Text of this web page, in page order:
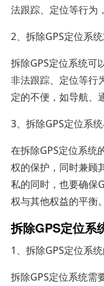
法跟踪、定位等行为
2、拆除GPS定位系
拆除GPS定位系统可
非法跟踪、定位等行
定的不便，如导航、
3、拆除GPS定位系
在拆除GPS定位系统
权的保护，同时兼顾
私的同时，也要确保
权与其他权益的平衡。
拆除GPS定位系
1、拆除GPS定位系
拆除GPS定位系统需